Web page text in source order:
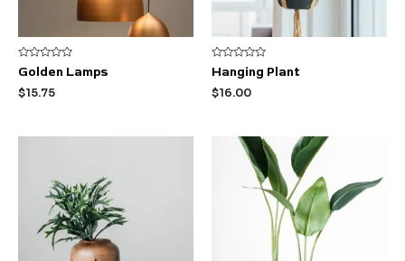
Rated
0
out
of
Golden Lamps
$15.75
Rated
0
out
of
Hanging Plant
$16.00